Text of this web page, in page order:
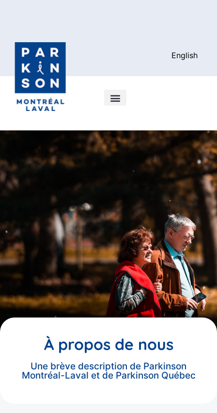
English
À propos de nous
Une brève description de Parkinson
Montréal-Laval et de Parkinson Québec